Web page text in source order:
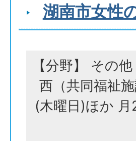
湖南市女性
【分野】 その
西（共同福祉
(木曜日)ほか